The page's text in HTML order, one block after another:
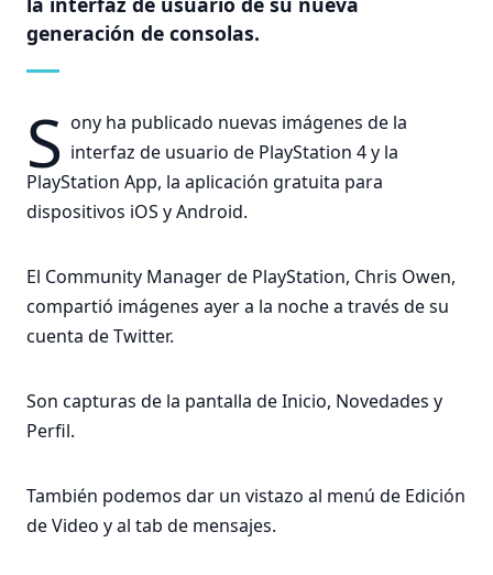
generación de consolas.
S ony ha publicado nuevas imágenes de la
interfaz de usuario de PlayStation 4 y la
PlayStation App, la aplicación gratuita para
dispositivos iOS y Android.
El Community Manager de PlayStation, Chris Owen,
compartió imágenes ayer a la noche a través de su
cuenta de Twitter.
Son capturas de la pantalla de Inicio, Novedades y
Perfil.
También podemos dar un vistazo al menú de Edición
de Video y al tab de mensajes.